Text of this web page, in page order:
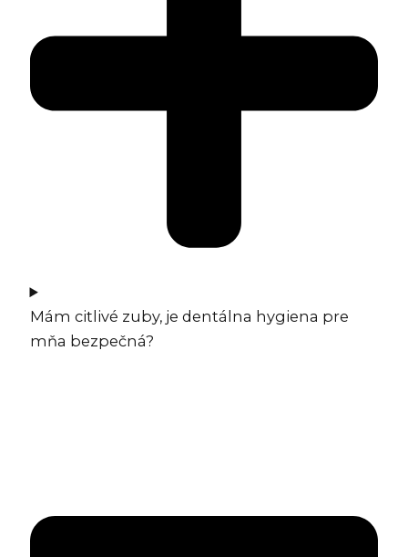
Mám citlivé zuby, je dentálna hygiena pre
mňa bezpečná?